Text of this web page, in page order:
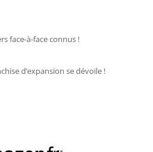
face-à-face connus !
d’expansion se dévoile !